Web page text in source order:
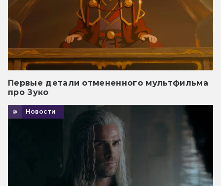
Первые детали отмененного мультфильма
про Зуко
Новости